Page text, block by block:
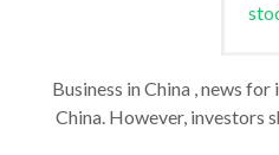
Business in China , news
China. However, investors